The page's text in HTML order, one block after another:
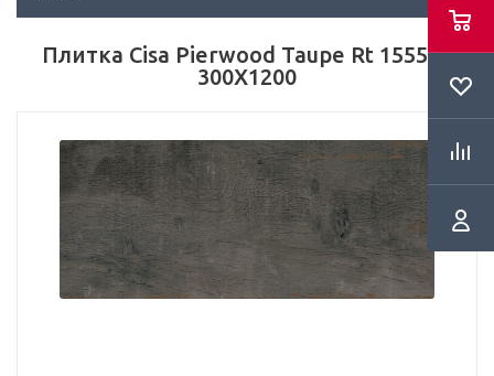
Плитка Cisa Pierwood Taupe Rt 155557
300X1200